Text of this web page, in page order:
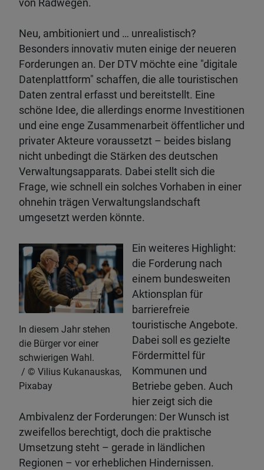
von Radwegen.
Neu, ambitioniert und … unrealistisch?
Besonders innovativ muten einige der neueren
Forderungen an. Der DTV möchte eine "digitale
Datenplattform" schaffen, die alle touristischen
Daten zentral erfasst und bereitstellt. Eine
schöne Idee, die allerdings enorme Investitionen
und eine enge Zusammenarbeit öffentlicher und
privater Akteure voraussetzt – beides bislang
nicht unbedingt die Stärken des deutschen
Verwaltungsapparats. Dabei stellt sich die
Frage, wie schnell ein solches Vorhaben in einer
ohnehin trägen Verwaltungslandschaft
umgesetzt werden könnte.
In diesem Jahr stehen
die Bürger vor einer
schwierigen Wahl.
Vilius Kukanauskas,
Pixabay
Ein weiteres Highlight:
die Forderung nach
einem bundesweiten
Aktionsplan für
barrierefreie
touristische Angebote.
Dabei soll es gezielte
Fördermittel für
Kommunen und
Betriebe geben. Auch
hier zeigt sich die
Ambivalenz der Forderungen: Der Wunsch ist
zweifellos berechtigt, doch die praktische
Umsetzung steht – gerade in ländlichen
Regionen – vor erheblichen Hindernissen.